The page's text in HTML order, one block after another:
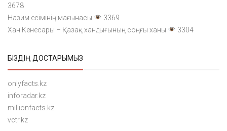
3678
Назим есімінің мағынасы
3369
Хан Кенесары – Қазақ хандығының соңғы ханы
3304
БІЗДІҢ ДОСТАРЫМЫЗ
onlyfacts.kz
inforadar.kz
millionfacts.kz
vctr.kz